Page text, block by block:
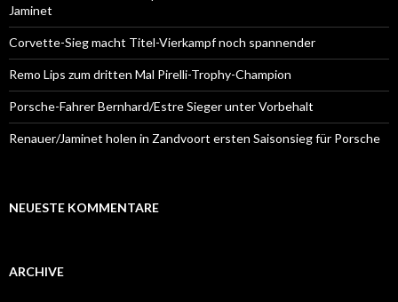
Jaminet
Corvette-Sieg macht Titel-Vierkampf noch spannender
Remo Lips zum dritten Mal Pirelli-Trophy-Champion
Porsche-Fahrer Bernhard/Estre Sieger unter Vorbehalt
Renauer/Jaminet holen in Zandvoort ersten Saisonsieg für Porsche
NEUESTE KOMMENTARE
ARCHIVE